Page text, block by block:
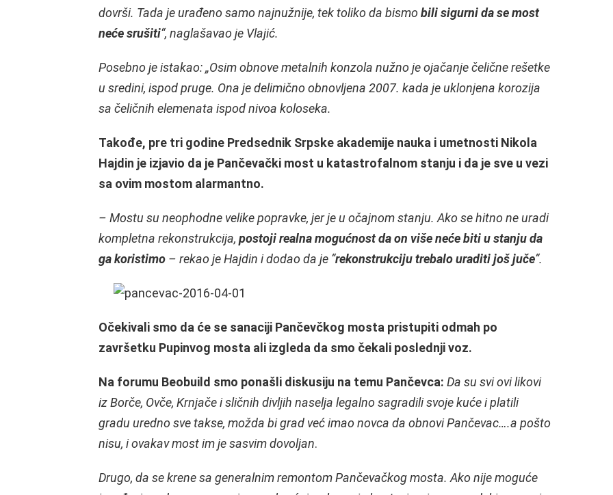
dovrši. Tada je urađeno samo najnužnije, tek toliko da bismo bili sigurni da se most
neće srušiti“, naglašavao je Vlajić.
Posebno je istakao: „Osim obnove metalnih konzola nužno je ojačanje čelične rešetke
u sredini, ispod pruge. Ona je delimično obnovljena 2007. kada je uklonjena korozija
sa čeličnih elemenata ispod nivoa koloseka.
Takođe, pre tri godine Predsednik Srpske akademije nauka i umetnosti Nikola
Hajdin je izjavio da je Pančevački most u katastrofalnom stanju i da je sve u vezi
sa ovim mostom alarmantno.
– Mostu su neophodne velike popravke, jer je u očajnom stanju. Ako se hitno ne uradi
kompletna rekonstrukcija, postoji realna mogućnost da on više neće biti u stanju da
ga koristimo – rekao je Hajdin i dodao da je “rekonstrukciju trebalo uraditi još juče“.
Očekivali smo da će se sanaciji Pančevčkog mosta pristupiti odmah po
završetku Pupinvog mosta ali izgleda da smo čekali poslednji voz.
Na forumu Beobuild smo ponašli diskusiju na temu Pančevca: Da su svi ovi likovi
iz Borče, Ovče, Krnjače i sličnih divljih naselja legalno sagradili svoje kuće i platili
gradu uredno sve takse, možda bi grad već imao novca da obnovi Pančevac….a pošto
nisu, i ovakav most im je sasvim dovoljan.
Drugo, da se krene sa generalnim remontom Pančevačkog mosta. Ako nije moguće